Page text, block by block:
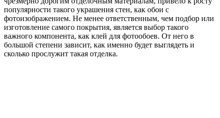
популярности такого украшения стен, как обои с
фотоизображением. Не менее ответственным, чем подбор или
изготовление самого покрытия, является выбор такого
важного компонента, как клей для фотообоев. От него в
большой степени зависит, как именно будет выглядеть и
сколько прослужит такая отделка.